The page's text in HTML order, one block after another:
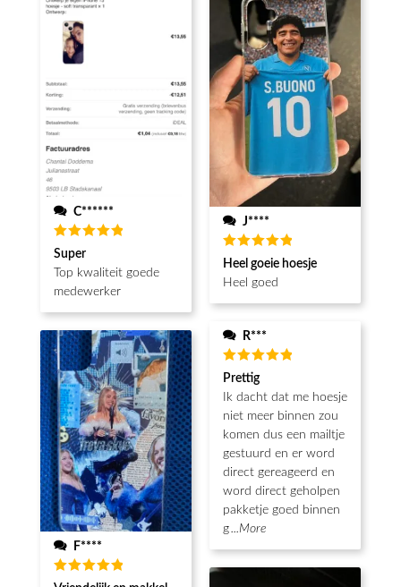
C******
Waardering
5uit 5
Super
Top kwaliteit goede
medewerker
F****
Waardering
J****
Waardering
5uit 5
Heel goeie hoesje
Heel goed
R***
Waardering
5 uit 5
Prettig
Ik dacht dat me hoesje
niet meer binnen zou
komen dus een mailtje
gestuurd en er word
direct gereageerd en
word direct geholpen
pakketje goed binnen
g...More